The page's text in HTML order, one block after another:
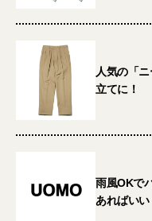
人気の「
立てに！
雨風OKで
あればいい